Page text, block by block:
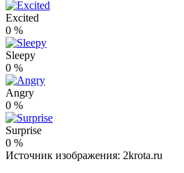
Excited
0 %
Sleepy
0 %
Angry
0 %
Surprise
0 %
Источник изображения: 2krota.ru